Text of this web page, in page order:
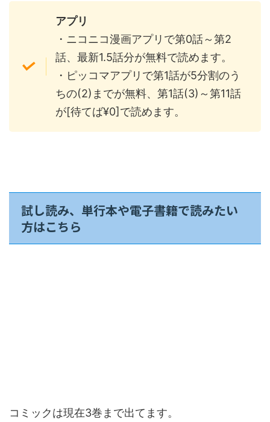
アプリ
・ニコニコ漫画アプリで第0話～第2
話、最新1.5話分が無料で読めます。
・ピッコマアプリで第1話が5分割のう
ちの(2)までが無料、第1話(3)～第11話
が[待てば¥0]で読めます。
試し読み、単行本や電子書籍で読みたい
方はこちら
コミックは現在3巻まで出てます。